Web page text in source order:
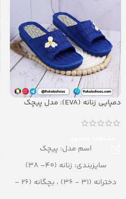
دمپایی زنانه (EVA): مدل پیچک
اسم مدل: پیچک
سایزبندی: زنانه (40– 38)
دخترانه (31 - 36) ، بچگانه (26 -